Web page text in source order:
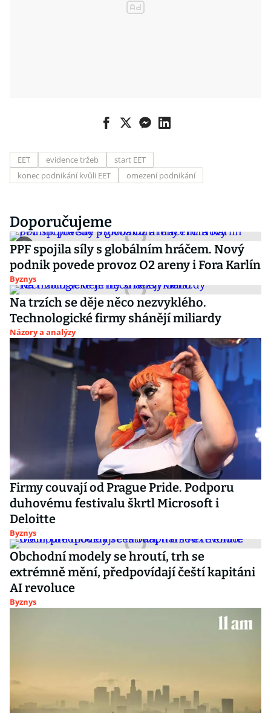
EET evidence tržeb
start EET
konec podnikání kvůli EET
omezení podnikání
Doporučujeme
PPF spojila síly s globálním hráčem. Nový
podnik povede provoz O2 areny i Fora Karlín
Byznys
Na trzích se děje něco nezvyklého.
Technologické firmy shánějí miliardy
Názory a analýzy
Firmy couvají od Prague Pride. Podporu
duhovému festivalu škrtl Microsoft i
Deloitte
Byznys
Obchodní modely se hroutí, trh se
extrémně mění, předpovídají čeští kapitáni
AI revoluce
Byznys